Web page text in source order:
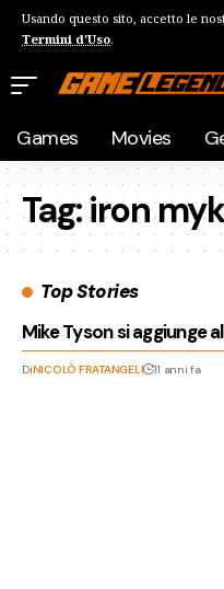
Usando questo sito, accetto le
Termini d'Uso.
Games Movies
Tag:iron
Top Stories
Mike Tyson si aggiunge
DiNICOLÒ FRATANGELI 11 anni fa